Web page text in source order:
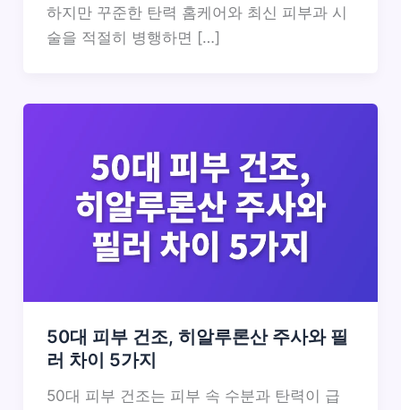
하지만 꾸준한 탄력 홈케어와 최신 피부과 시
술을 적절히 병행하면 […]
50대 피부 건조, 히알루론산 주사와 필
러 차이 5가지
50대 피부 건조는 피부 속 수분과 탄력이 급